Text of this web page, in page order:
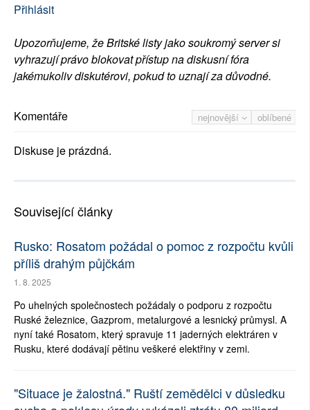
Přihlásit
Upozorňujeme, že Britské listy jako soukromý server si
vyhrazují právo blokovat přístup na diskusní fóra
jakémukoliv diskutérovi, pokud to uznají za důvodné.
nejnovější oblíbené
Komentáře
Diskuse je prázdná.
Související články
Rusko: Rosatom požádal o pomoc z rozpočtu kvůli
příliš drahým půjčkám
1. 8. 2025
Po uhelných společnostech požádaly o podporu z rozpočtu
Ruské železnice, Gazprom, metalurgové a lesnický průmysl. A
nyní také Rosatom, který spravuje 11 jaderných elektráren v
Rusku, které dodávají pětinu veškeré elektřiny v zemi.
"Situace je žalostná." Ruští zemědělci v důsledku